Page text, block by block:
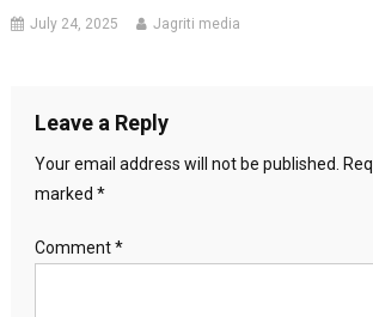
July 24, 2025 Jagriti media
Leave a Reply
Your email address will not be published.
marked *
Comment*